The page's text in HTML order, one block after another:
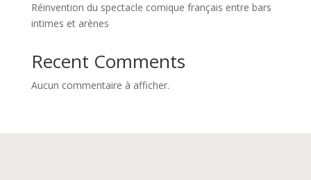
Réinvention du spectacle comique français entre bars
intimes et arènes
Recent Comments
Aucun commentaire à afficher.